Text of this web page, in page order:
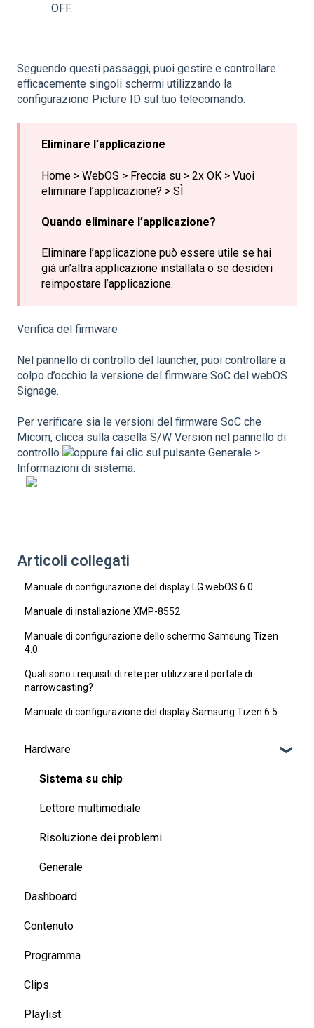
OFF.
Seguendo questi passaggi, puoi gestire e controllare
efficacemente singoli schermi utilizzando la
configurazione Picture ID sul tuo telecomando.
Eliminare l’applicazione
Home > WebOS > Freccia su > 2x OK > Vuoi
eliminare l’applicazione? > SÌ
Quando eliminare l’applicazione?
Eliminare l’applicazione può essere utile se hai
già un’altra applicazione installata o se desideri
reimpostare l’applicazione.
Verifica del firmware
Nel pannello di controllo del launcher, puoi controllare a
colpo d’occhio la versione del firmware SoC del webOS
Signage.
Per verificare sia le versioni del firmware SoC che
Micom, clicca sulla casella S/W Version nel pannello di
controllo
oppure fai clic sul pulsante Generale >
Informazioni di sistema.
Articoli collegati
Manuale di configurazione del display LG webOS 6.0
Manuale di installazione XMP-8552
Manuale di configurazione dello schermo Samsung Tizen
4.0
Quali sono i requisiti di rete per utilizzare il portale di
narrowcasting?
Manuale di configurazione del display Samsung Tizen 6.5
Hardware
Sistema su chip
Lettore multimediale
Risoluzione dei problemi
Generale
Dashboard
Contenuto
Programma
Clips
Playlist